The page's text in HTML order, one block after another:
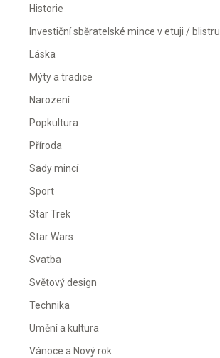
Historie
Investiční sběratelské mince v etuji / blistru
Láska
Mýty a tradice
Narození
Popkultura
Příroda
Sady mincí
Sport
Star Trek
Star Wars
Svatba
Světový design
Technika
Umění a kultura
Vánoce a Nový rok